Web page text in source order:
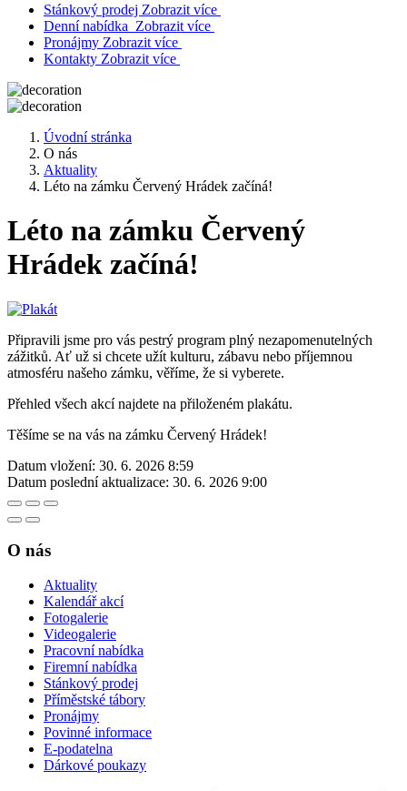
Stánkový prodej Zobrazit více
Denní nabídka Zobrazit více
Pronájmy Zobrazit více
Kontakty Zobrazit více
Úvodní stránka
O nás
Aktuality
Léto na zámku Červený Hrádek začíná!
Léto na zámku Červený
Hrádek začíná!
Připravili jsme pro vás pestrý program plný nezapomenutelných
zážitků. Ať už si chcete užít kulturu, zábavu nebo příjemnou
atmosféru našeho zámku, věříme, že si vyberete.
Přehled všech akcí najdete na přiloženém plakátu.
Těšíme se na vás na zámku Červený Hrádek!
Datum vložení: 30. 6. 2026 8:59
Datum poslední aktualizace: 30. 6. 2026 9:00
O nás
Aktuality
Kalendář akcí
Fotogalerie
Videogalerie
Pracovní nabídka
Firemní nabídka
Stánkový prodej
Příměstské tábory
Pronájmy
Povinné informace
E-podatelna
Dárkové poukazy